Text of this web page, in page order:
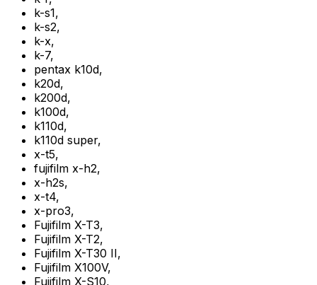
k-s1,
k-s2,
k-x,
k-7,
pentax k10d,
k20d,
k200d,
k100d,
k110d,
k110d super,
x-t5,
fujifilm x-h2,
x-h2s,
x-t4,
x-pro3,
Fujifilm X-T3,
Fujifilm X-T2,
Fujifilm X-T30 II,
Fujifilm X100V,
Fujifilm X-S10,